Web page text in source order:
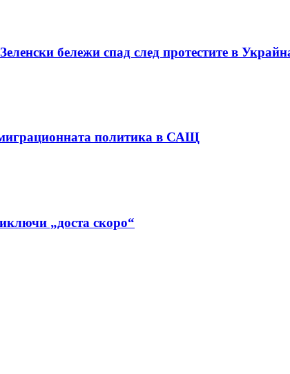
бележи спад след протестите в
политика в САЩ
„доста скоро“